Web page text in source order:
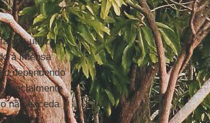
utilizam
à imensa
dependendo
não exceda